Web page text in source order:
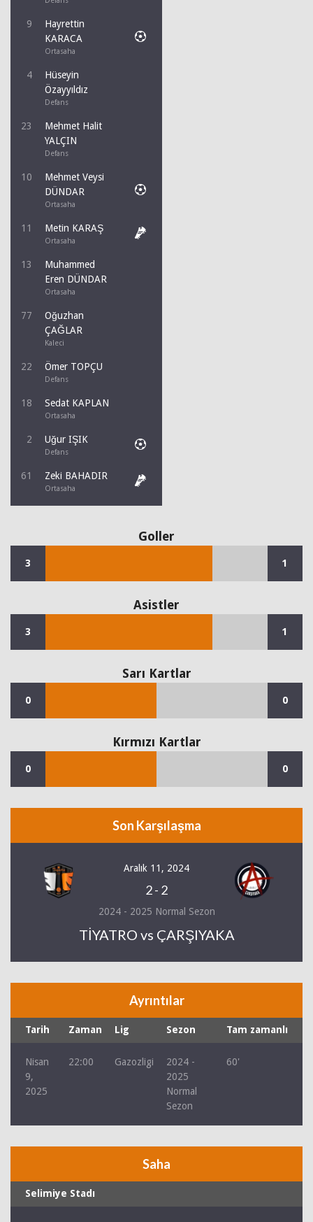
9
Hayrettin
KARACA
Ortasaha
4
Hüseyin
Özayyıldız
Defans
23
Mehmet Halit
YALÇIN
Defans
10
Mehmet Veysi
DÜNDAR
Ortasaha
11 Metin KARAŞ
Ortasaha
13
Muhammed
Eren DÜNDAR
Ortasaha
77
Oğuzhan
ÇAĞLAR
Kaleci
22 Ömer TOPÇU
Defans
18 Sedat KAPLAN
Ortasaha
2 Uğur IŞIK
Defans
61 Zeki BAHADIR
Ortasaha
Goller
3 1
Asistler
3 1
Sarı Kartlar
0 0
Kırmızı Kartlar
0 0
Son Karşılaşma
Aralık 11, 2024
2- 2
2024 - 2025 Normal Sezon
TİYATRO vs ÇARŞIYAKA
Ayrıntılar
Tarih Zaman Lig Sezon Tam zamanlı
Nisan
9,
2025
22:00 Gazozligi
2024 -
2025
Normal
Sezon
60'
Saha
Selimiye Stadı